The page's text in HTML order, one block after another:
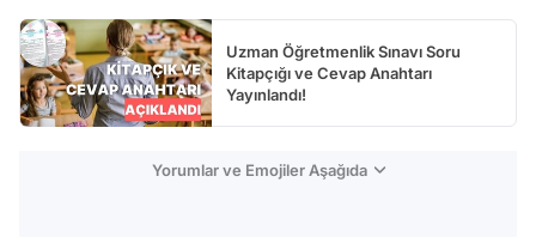
Uzman Öğretmenlik Sınavı Soru
Kitapçığı ve Cevap Anahtarı
Yayınlandı!
Yorumlar ve Emojiler Aşağıda